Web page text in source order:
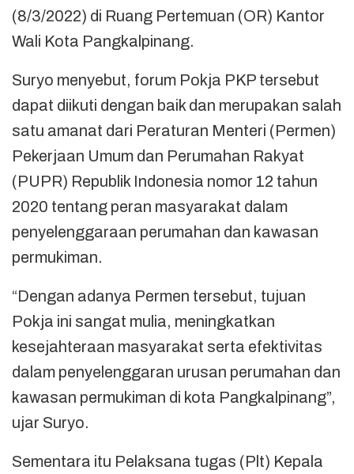
(8/3/2022) di Ruang Pertemuan (OR) Kantor
Wali Kota Pangkalpinang.
Suryo menyebut, forum Pokja PKP tersebut
dapat diikuti dengan baik dan merupakan salah
satu amanat dari Peraturan Menteri (Permen)
Pekerjaan Umum dan Perumahan Rakyat
(PUPR) Republik Indonesia nomor 12 tahun
2020 tentang peran masyarakat dalam
penyelenggaraan perumahan dan kawasan
permukiman.
“Dengan adanya Permen tersebut, tujuan
Pokja ini sangat mulia, meningkatkan
kesejahteraan masyarakat serta efektivitas
dalam penyelenggaran urusan perumahan dan
kawasan permukiman di kota Pangkalpinang”,
ujar Suryo.
Sementara itu Pelaksana tugas (Plt) Kepala